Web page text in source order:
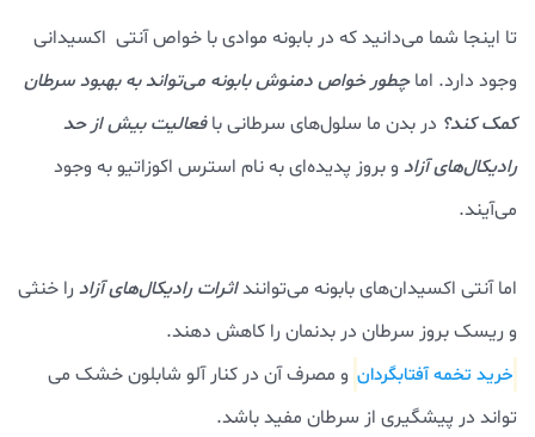
تا اینجا شما می‌دانید که در بابونه موادی با خواص آنتی اکسیدانی
وجود دارد. اماچطور خواص دمنوش بابونه می‌تواند به بهبود سرطان
کمک کند؟ در بدن ما سلول‌های سرطانی بافعالیت بیش از حد
رادیکال‌های آزاد و بروز پدیده‌ای به نام استرس اکوزاتیو به وجود
می‌آیند.
اما آنتی اکسیدان‌های بابونه می‌تواننداثرات رادیکال‌های آزاد را خنثی
و ریسک بروز سرطان در بدنمان را کاهش دهند.
خرید تخمه آفتابگردان و مصرف آن در کنار آلو شابلون خشک می
تواند در پیشگیری از سرطان مفید باشد.